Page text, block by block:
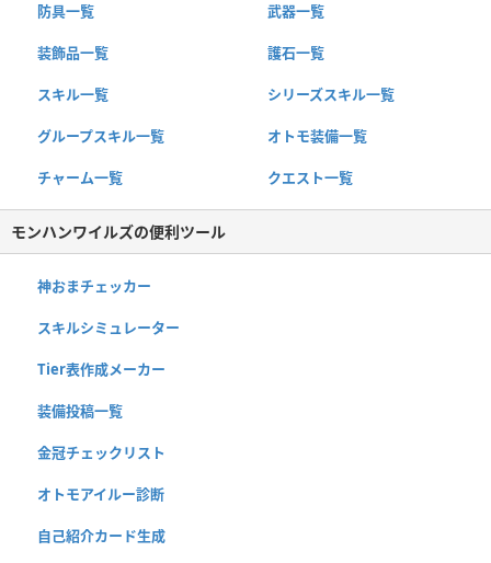
防具一覧 武器一覧
装飾品一覧 護石一覧
スキル一覧 シリーズスキル一覧
グループスキル一覧 オトモ装備一覧
チャーム一覧 クエスト一覧
モンハンワイルズの便利ツール
神おまチェッカー
スキルシミュレーター
Tier表作成メーカー
装備投稿一覧
金冠チェックリスト
オトモアイルー診断
自己紹介カード生成